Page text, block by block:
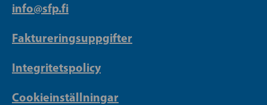
info@sfp.fi
Faktureringsuppgifter
Integritetspolicy
Cookieinställningar